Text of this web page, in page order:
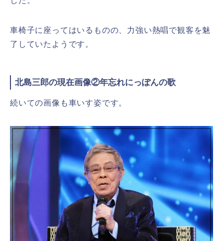
車椅子に座ってはいるものの、力強い熱唱で観客を魅
了していたようです。
北島三郎の現在画像②年忘れにっぽんの歌
続いての画像も車いす姿です。